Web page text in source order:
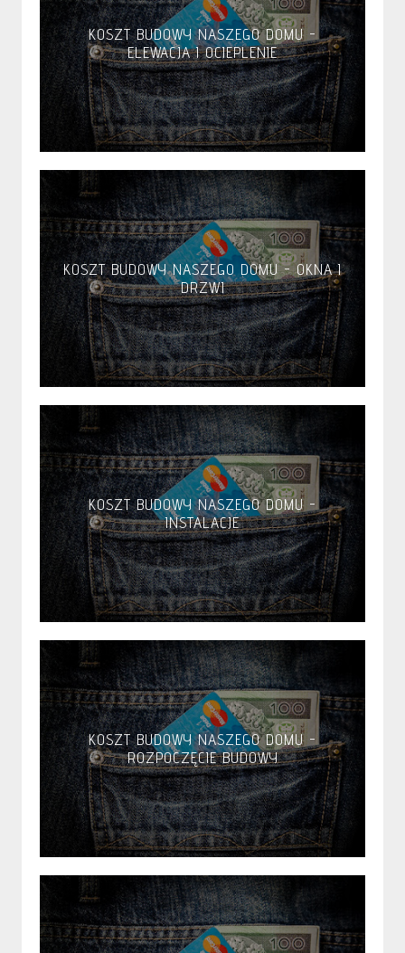
KOSZT BUDOWY NASZEGO DOMU -
ELEWACJA I OCIEPLENIE
KOSZT BUDOWY NASZEGO DOMU - OKNA I
DRZWI
KOSZT BUDOWY NASZEGO DOMU -
INSTALACJE
KOSZT BUDOWY NASZEGO DOMU -
ROZPOCZĘCIE BUDOWY